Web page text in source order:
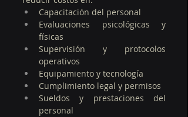
Capacitación del personal
Evaluaciones psicológicas y
físicas
Supervisión y protocolos
operativos
Equipamiento y tecnología
Cumplimiento legal y permisos
Sueldos y prestaciones del
personal